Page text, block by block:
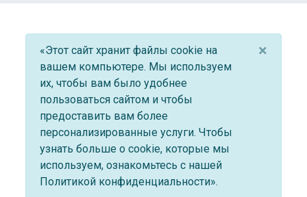
«Этот сайт хранит файлы cookie на
вашем компьютере. Мы используем
их, чтобы вам было удобнее
пользоваться сайтом и чтобы
предоставить вам более
персонализированные услуги. Чтобы
узнать больше о cookie, которые мы
используем, ознакомьтесь с нашей
Политикой конфиденциальности».
×